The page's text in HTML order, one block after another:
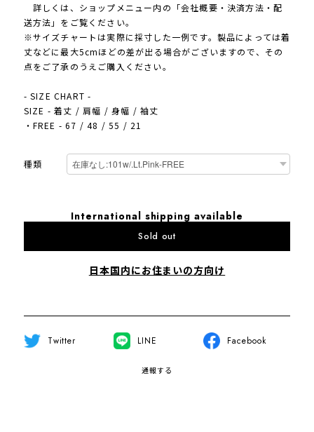
詳しくは、ショップメニュー内の「会社概要・決済方法・配
送方法」をご覧ください。
※サイズチャートは実際に採寸した一例です。製品によっては着
丈などに最大5cmほどの差が出る場合がございますので、その
点をご了承のうえご購入ください。
- SIZE CHART -
SIZE - 着丈 / 肩幅 / 身幅 / 袖丈
・FREE - 67 / 48 / 55 / 21
種類
International shipping available
Sold out
日本国内にお住まいの方向け
Twitter LINE Facebook
通報する